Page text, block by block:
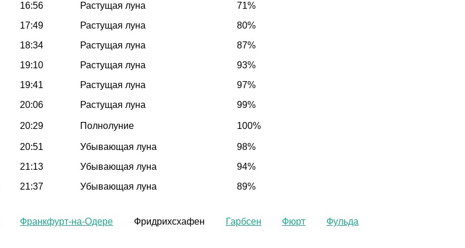
16:56 Растущая луна
71%
17:49 Растущая луна
80%
18:34 Растущая луна
87%
19:10 Растущая луна
93%
19:41 Растущая луна
97%
20:06 Растущая луна 99%
20:29 Полнолуние 100%
20:51 Убывающая луна
98%
21:13 Убывающая луна
94%
21:37 Убывающая луна 89%
Франкфурт-на-Одере Фридрихсхафен Гарбсен Фюрт Фульда